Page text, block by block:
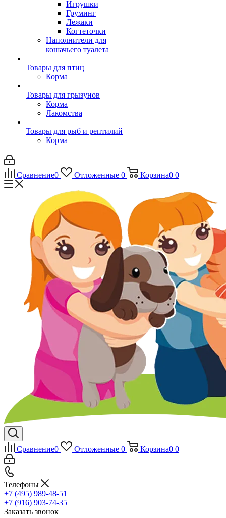
Игрушки
Груминг
Лежаки
Когтеточки
Наполнители для
кошачьего туалета
Товары для птиц
Корма
Товары для грызунов
Корма
Лакомства
Товары для рыб и рептилий
Корма
Сравнение0 Отложенные 0 Корзина0 0
Сравнение0 Отложенные 0 Корзина0 0
Телефоны
+7 (495) 989-48-51
+7 (916) 903-74-35
Заказать звонок